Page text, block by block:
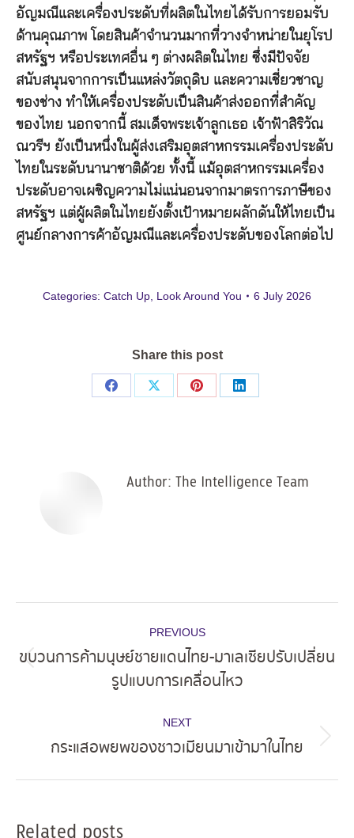
อัญมณีและเครื่องประดับที่ผลิตในไทยได้รับการยอมรับ
ด้านคุณภาพ โดยสินค้าจำนวนมากที่วางจำหน่ายในยุโรป
สหรัฐฯ หรือประเทศอื่น ๆ ต่างผลิตในไทย ซึ่งมีปัจจัย
สนับสนุนจากการเป็นแหล่งวัตถุดิบ และความเชี่ยวชาญ
ของช่าง ทำให้เครื่องประดับเป็นสินค้าส่งออกที่สำคัญ
ของไทย นอกจากนี้ สมเด็จพระเจ้าลูกเธอ เจ้าฟ้าสิริวัณ
ณวรีฯ ยังเป็นหนึ่งในผู้ส่งเสริมอุตสาหกรรมเครื่องประดับ
ไทยในระดับนานาชาติด้วย ทั้งนี้ แม้อุตสาหกรรมเครื่อง
ประดับอาจเผชิญความไม่แน่นอนจากมาตรการภาษีของ
สหรัฐฯ แต่ผู้ผลิตในไทยยังตั้งเป้าหมายผลักดันให้ไทยเป็น
ศูนย์กลางการค้าอัญมณีและเครื่องประดับของโลกต่อไป
Categories: Catch Up Look Around You 6 July 2026
Share this post
Share
Share
Share
Share
Author: The Intelligence Team
navigation
PREVIOUS
Previous
post:
ขบวนการค้ามนุษย์ชายแดนไทย-มาเลเซียปรับเปลี่ยน
รูปแบบการเคลื่อนไหว
NEXT
Next
กระแสอพยพของชาวเมียนมาเข้ามาในไทย